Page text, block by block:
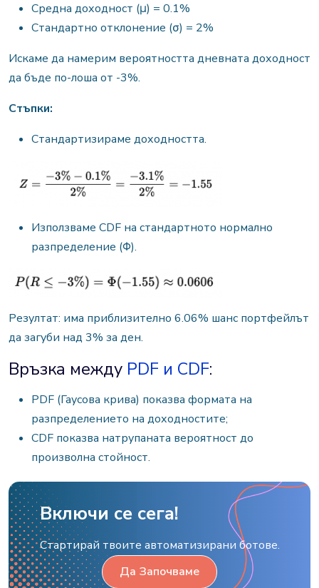
Средна доходност (μ) = 0.1%
Стандартно отклонение (σ) = 2%
Искаме да намерим вероятността дневната доходност
да бъде по-лоша от -3%.
Стъпки:
Стандартизираме доходността.
Използваме CDF на стандартното нормално
разпределение (Φ).
Резултат: има приблизително 6.06% шанс портфейлът
да загуби над 3% за ден.
Връзка между PDF и CDF:
PDF (Гаусова крива) показва формата на
разпределението на доходностите;
CDF показва натрупаната вероятност до
произволна стойност.
Включи се сега!
Стартирай твоите автоматизирани ботове.
Да Започваме